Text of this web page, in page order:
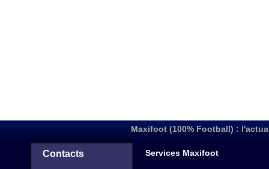
Maxifoot (100% Football) :
Contacts Services Maxifoot